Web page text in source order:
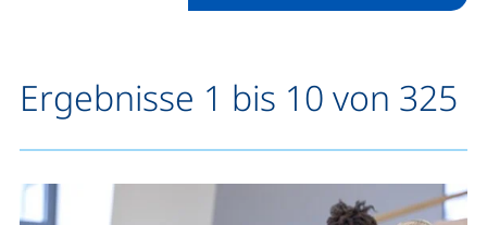
Ergebnisse 1 bis 10 von 325